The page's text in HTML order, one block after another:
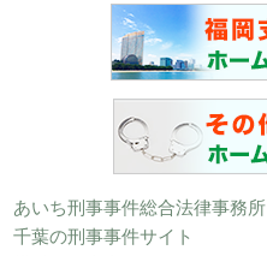
あいち刑事事件総合法律事務所
千葉の刑事事件サイト